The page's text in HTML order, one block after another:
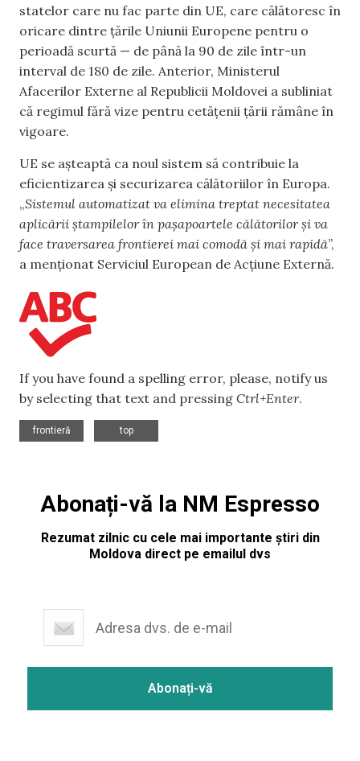
statelor care nu fac parte din UE, care călătoresc în
oricare dintre țările Uniunii Europene pentru o
perioadă scurtă — de până la 90 de zile într-un
interval de 180 de zile. Anterior, Ministerul
Afacerilor Externe al Republicii Moldovei a subliniat
că regimul fără vize pentru cetățenii țării rămâne în
vigoare.
UE se așteaptă ca noul sistem să contribuie la
eficientizarea și securizarea călătoriilor în Europa.
„Sistemul automatizat va elimina treptat necesitatea
aplicării ștampilelor în pașapoartele călătorilor și va
face traversarea frontierei mai comodă și mai rapidă”,
a menționat Serviciul European de Acțiune Externă.
If you have found a spelling error, please, notify us
by selecting that text and pressing Ctrl+Enter.
frontieră
top
Abonați-vă la NM Espresso
Rezumat zilnic cu cele mai importante știri din
Moldova direct pe emailul dvs